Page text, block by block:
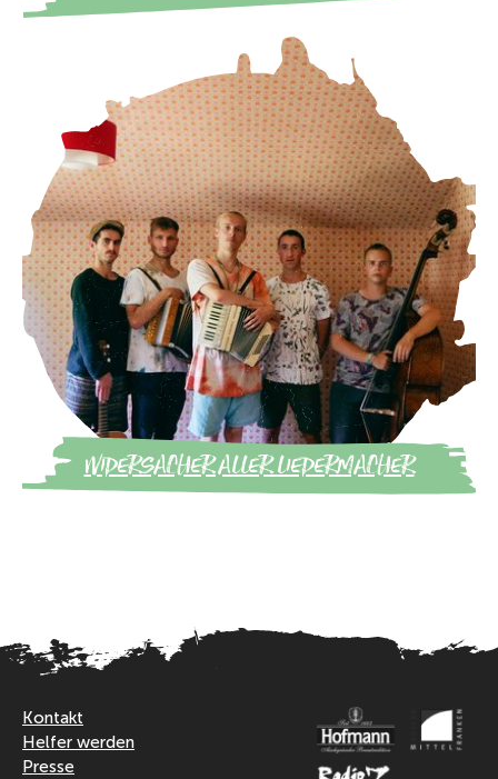
WIDERSACHER ALLER LIEDERMACHER
Kontakt
Helfer werden
Presse